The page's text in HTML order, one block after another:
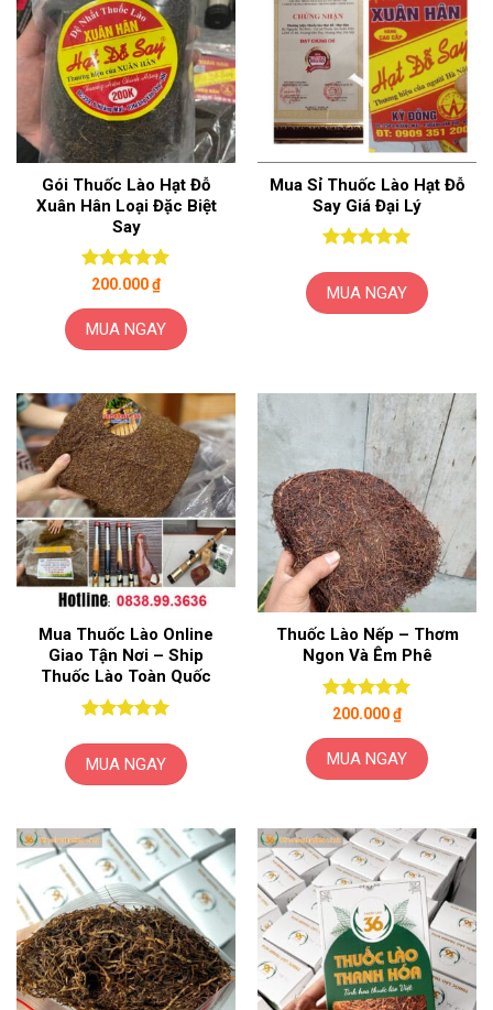
Gói Thuốc Lào Hạt Đỗ
Xuân Hân Loại Đặc Biệt
Say
Được xếp
sao
200.000₫
MUA NGAY
Mua Sỉ Thuốc Lào Hạt Đỗ
Say Giá Đại Lý
sao
MUA NGAY
Mua Thuốc Lào Online
Giao Tận Nơi – Ship
Thuốc Lào Toàn Quốc
5 sao
MUA NGAY
Thuốc Lào Nếp – Thơm
Ngon Và Êm Phê
Được xếp
200.000₫
MUA NGAY